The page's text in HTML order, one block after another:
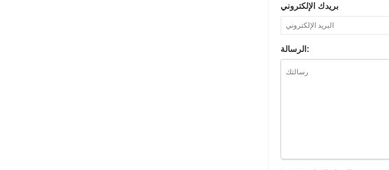
بريدك الإلكتروني
الرسالة: